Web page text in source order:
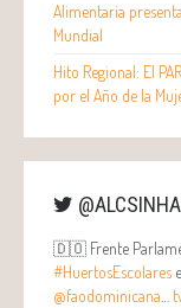
Alimentaria
Mundial
Hito Regional: El
por el Año de la
🇩🇴 Frente
#HuertosEscolares
@faodominicana